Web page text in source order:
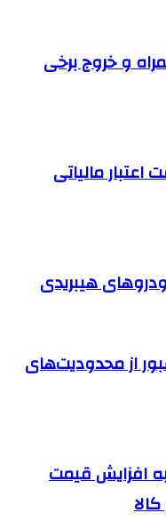
و خروج برخی
مالیاتی
هیبریدی
از محدودیت‌های
به افزایش قیمت